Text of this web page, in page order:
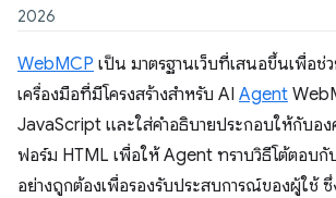
2026
WebMCP เป็น มาตรฐานเว็บที่เสนอขึ้นเพื่อช่
เครื่องมือที่มีโครงสร้างสำหรับ AI Agent
JavaScript และใส่คำอธิบายประกอบให้กับอ
ฟอร์ม HTML เพื่อให้ Agent ทราบวิธีโต้ตอบกั
อย่างถูกต้องเพื่อรองรับประสบการณ์ของผู้ใช้